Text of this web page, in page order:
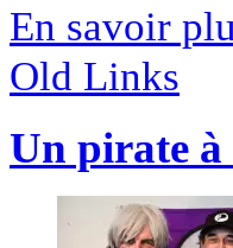
En savoir
Old Links
Un pirate à